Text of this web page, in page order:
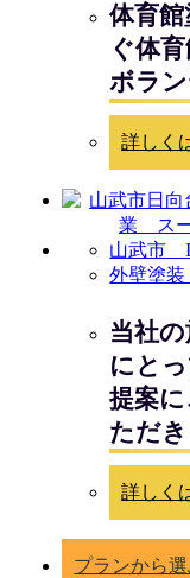
体育
ぐ体
ボラ
詳しく
山武市
外壁塗装
当社
にと
提案
ただ
詳しく
プランから